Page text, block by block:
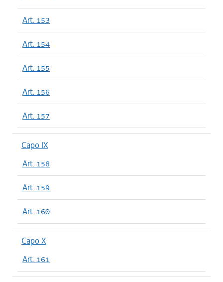
Art. 153
Art. 154
Art. 155
Art. 156
Art. 157
Capo IX
Art. 158
Art. 159
Art. 160
Capo X
Art. 161